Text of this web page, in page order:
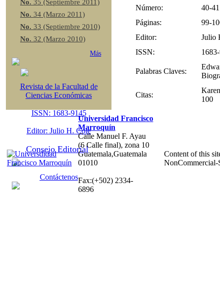
No. 35 (Septiembre 2011)
No. 34 (Marzo 2011)
No. 33 (Septiembre 2010)
No. 32 (Marzo 2010)
Más
Revista de la Facultad de
Ciencias Económicas
ISSN: 1683-9145
Editor: Julio H. Cole
Consejo Editorial
Contáctenos
Número:
40-41
Páginas:
99-
Editor:
Julio
ISSN:
Palabras Claves:
Citas:
100
Universidad Francisco
Marroquín
Calle Manuel F. Ayau
(6 Calle final), zona 10
Guatemala,Guatemala
01010
Fax:(+502) 2334-
6896
Content of this
NonCommercial-